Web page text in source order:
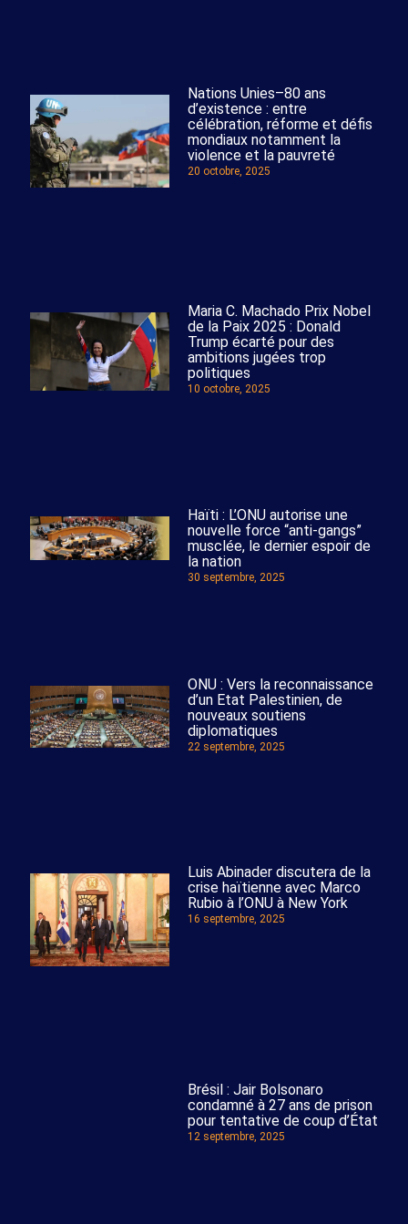
Nations Unies–80 ans
d’existence : entre
célébration, réforme et défis
mondiaux notamment la
violence et la pauvreté
20 octobre, 2025
Maria C. Machado Prix Nobel
de la Paix 2025 : Donald
Trump écarté pour des
ambitions jugées trop
politiques
10 octobre, 2025
Haïti : L’ONU autorise une
nouvelle force “anti-gangs”
musclée, le dernier espoir de
la nation
30 septembre, 2025
ONU : Vers la reconnaissance
d’un Etat Palestinien, de
nouveaux soutiens
diplomatiques
22 septembre, 2025
Luis Abinader discutera de la
crise haïtienne avec Marco
Rubio à l’ONU à New York
16 septembre, 2025
Brésil : Jair Bolsonaro
condamné à 27 ans de prison
pour tentative de coup d’État
12 septembre, 2025